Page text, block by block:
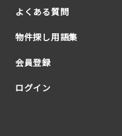
よくある質問
物件探し用語集
会員登録
ログイン